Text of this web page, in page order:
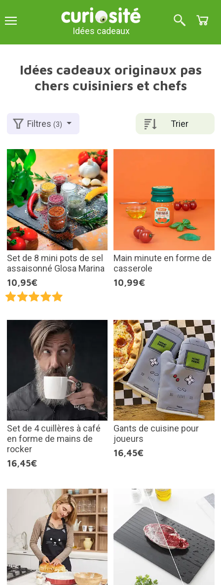
Idées cadeaux
Idées cadeaux originaux pas
chers cuisiniers et chefs
Trier
Filtres(3)
Set de 8 mini pots de sel
assaisonné Glosa Marina
10,95€
Main minute en forme de
casserole
10,99€
Set de 4 cuillères à café
en forme de mains de
rocker
16,45€
Gants de cuisine pour
joueurs
16,45€